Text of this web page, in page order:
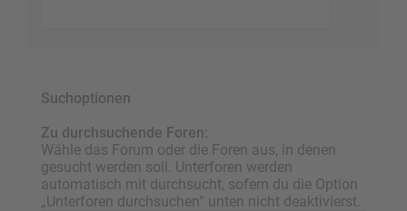
Suchoptionen
Zu durchsuchende Foren:
Wähle das Forum oder die Foren aus, in denen
gesucht werden soll. Unterforen werden
automatisch mit durchsucht, sofern du die Option
„Unterforen durchsuchen“ unten nicht deaktivierst.